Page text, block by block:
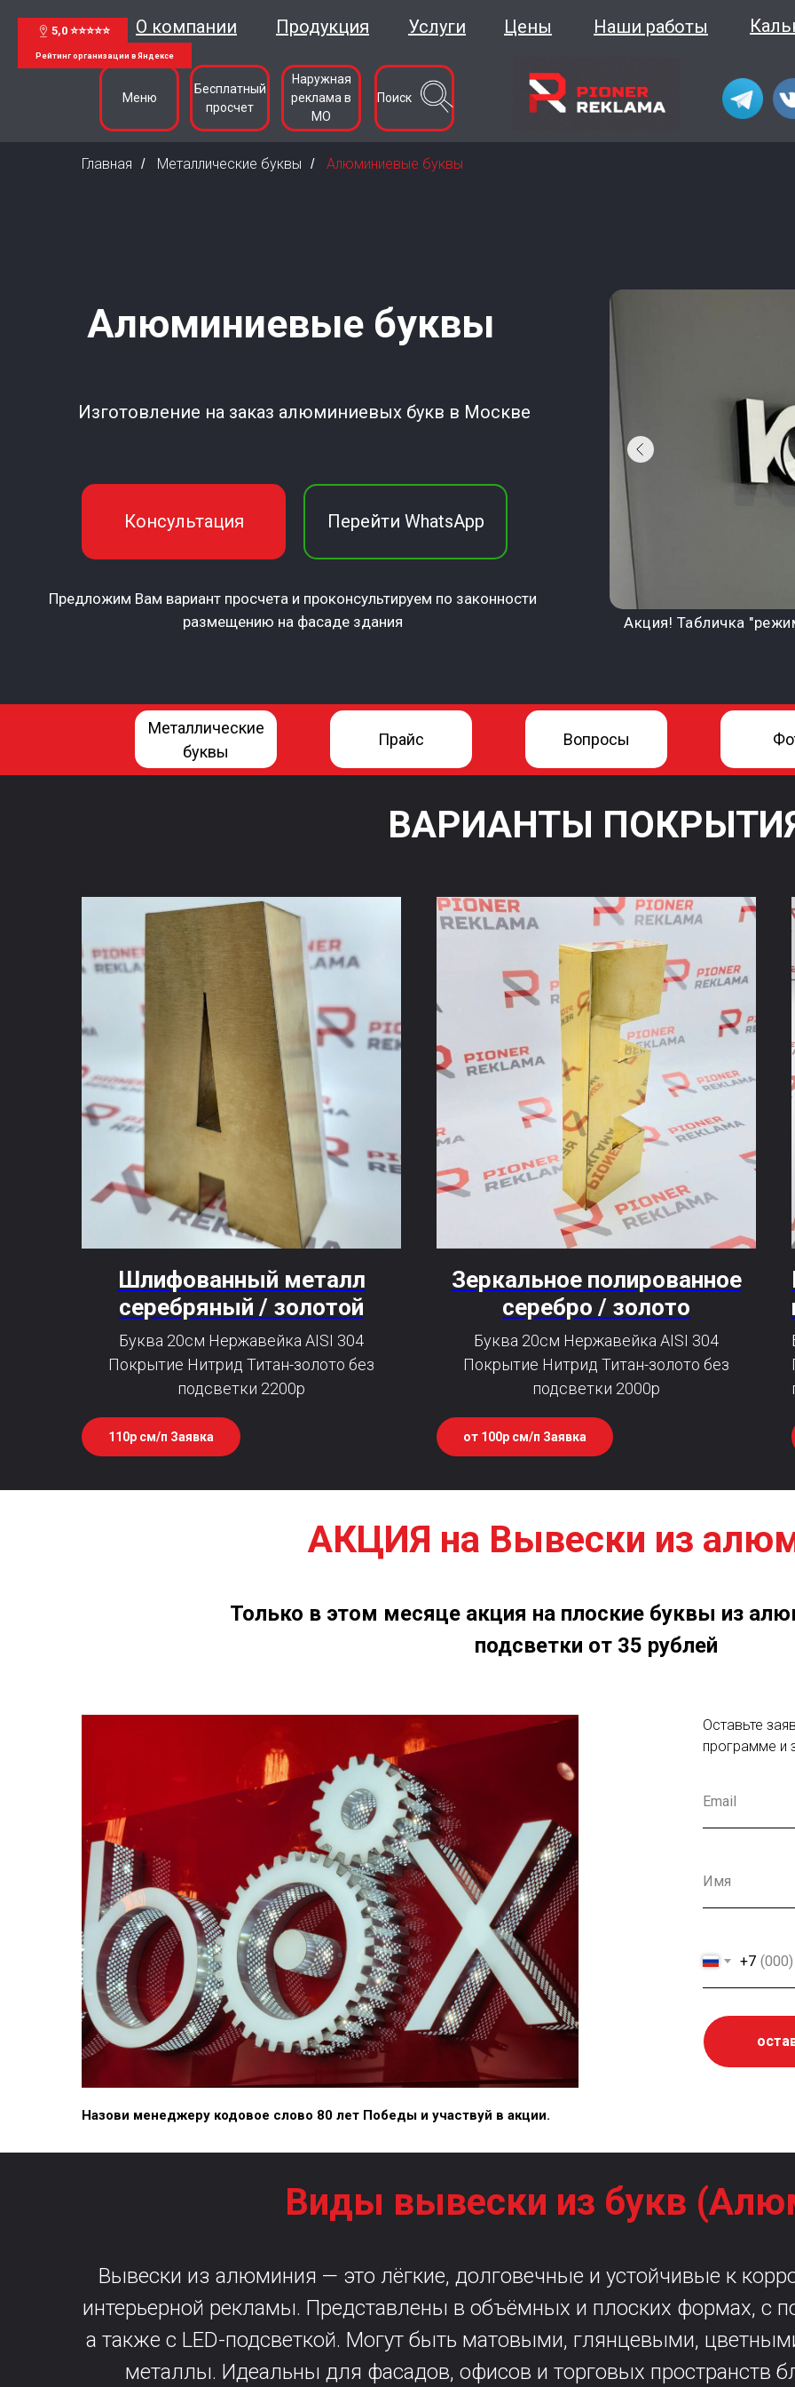
О компании Продукция Услуги Цены Наши работы
Меню
Бесплатный
просчет
Наружная
реклама в
МО
Поиск
Главная / Металлические буквы / Алюминиевые буквы
Алюминиевые буквы
Изготовление на заказ алюминиевых букв в Москве
Предложим Вам вариант просчета и проконсультируем по законности
размещению на фасаде здания
Консультация Перейти WhatsApp
Акция! Табличка
Металлические
буквы
Прайс Вопросы
ВАРИАНТЫ
Шлифованный металл
серебряный / золотой
Буква 20см Нержавейка AISI 304
Покрытие Нитрид Титан-золото без
подсветки 2200р
110р см/п Заявка
Зеркальное полированное
серебро / золото
Буква 20см Нержавейка AISI 304
Покрытие Нитрид Титан-золото без
подсветки 2000р
от 100р см/п Заявка
АКЦИЯ на Вывески из
Только в этом месяце акция на плоские буквы из
подсветки от 35 рублей
Назови менеджеру кодовое слово 80 лет Победы и участвуй в акции.
Оставьте
программе и
+7
Виды вывески из букв
Вывески из алюминия — это лёгкие, долговечные и устойчивые к
интерьерной рекламы. Представлены в объёмных и плоских формах,
а также с LED-подсветкой. Могут быть матовыми, глянцевыми,
металлы. Идеальны для фасадов, офисов и торговых пространств
5,0 ⭐⭐⭐⭐⭐
Рейтинг организации в Яндексе